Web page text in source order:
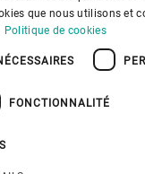
Policy
que nous utilisons et
Politique de cookies
FONCTIONNALITÉ